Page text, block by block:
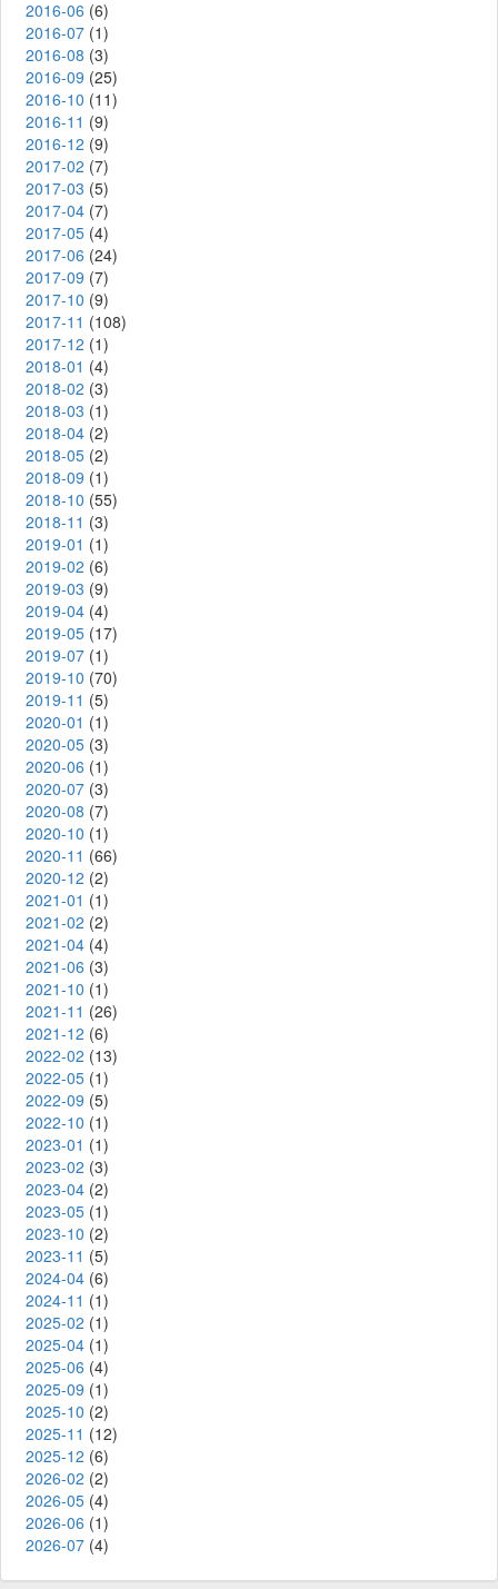
2016-06 (6)
2016-07 (1)
2016-08 (3)
2016-09 (25)
2016-10 (11)
2016-11 (9)
2016-12 (9)
2017-02 (7)
2017-03 (5)
2017-04 (7)
2017-05 (4)
2017-06 (24)
2017-09 (7)
2017-10 (9)
2017-11 (108)
2017-12 (1)
2018-01 (4)
2018-02 (3)
2018-03 (1)
2018-04 (2)
2018-05 (2)
2018-09 (1)
2018-10 (55)
2018-11 (3)
2019-01 (1)
2019-02 (6)
2019-03 (9)
2019-04 (4)
2019-05 (17)
2019-07 (1)
2019-10 (70)
2019-11 (5)
2020-01 (1)
2020-05 (3)
2020-06 (1)
2020-07 (3)
2020-08 (7)
2020-10 (1)
2020-11 (66)
2020-12 (2)
2021-01 (1)
2021-02 (2)
2021-04 (4)
2021-06 (3)
2021-10 (1)
2021-11 (26)
2021-12 (6)
2022-02 (13)
2022-05 (1)
2022-09 (5)
2022-10 (1)
2023-01 (1)
2023-02 (3)
2023-04 (2)
2023-05 (1)
2023-10 (2)
2023-11 (5)
2024-04 (6)
2024-11 (1)
2025-02 (1)
2025-04 (1)
2025-06 (4)
2025-09 (1)
2025-10 (2)
2025-11 (12)
2025-12 (6)
2026-02 (2)
2026-05 (4)
2026-06 (1)
2026-07 (4)